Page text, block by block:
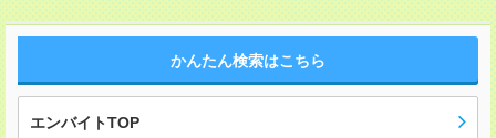
かんたん検索はこちら
エンバイトTOP